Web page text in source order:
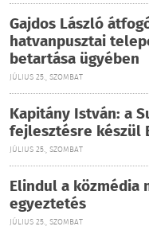
Gajdos László
hatvanpusztai
betartása ügyében
JÚLIUS 25., SZOMBAT
Kapitány István: a
fejlesztésre készül
JÚLIUS 25., SZOMBAT
Elindul a közmédia
egyeztetés
JÚLIUS 25., SZOMBAT